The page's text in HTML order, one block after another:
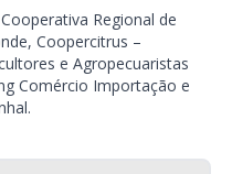
Regional de
Coopercitrus –
e Agropecuaristas
Comércio Importação e